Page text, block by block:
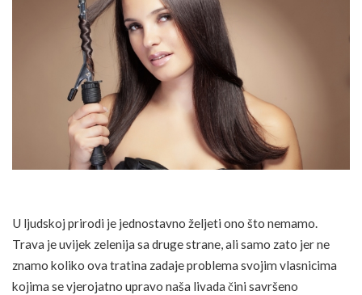
U ljudskoj prirodi je jednostavno željeti ono što nemamo.
Trava je uvijek zelenija sa druge strane, ali samo zato jer ne
znamo koliko ova tratina zadaje problema svojim vlasnicima
kojima se vjerojatno upravo naša livada čini savršeno